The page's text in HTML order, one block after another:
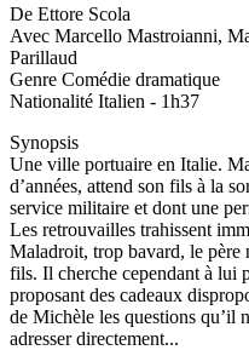
De Ettore Scola
Avec Marcello Mastroianni,
Parillaud
Genre Comédie dramatique
Nationalité Italien - 1h37
Synopsis
Une ville portuaire en Italie.
d’années, attend son fils à la
service militaire et dont une
Les retrouvailles trahissent
Maladroit, trop bavard, le père
fils. Il cherche cependant à lui
proposant des cadeaux
de Michèle les questions qu’il
adresser directement...